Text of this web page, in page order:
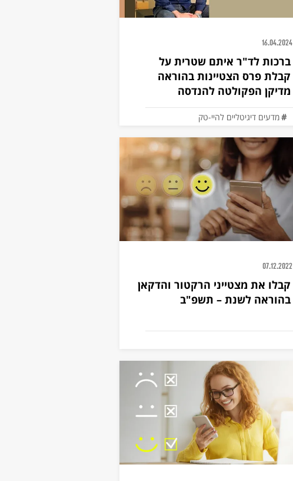
16.04.2024
ברכות לד"ר איתם שטרית על
קבלת פרס הצטיינות בהוראה
מדיקן הפקולטה להנדסה
מדעים דיגיטליים להיי-טק
07.12.2022
קבלו את מצטייני הרקטור והדקאן
בהוראה לשנת – תשפ"ב